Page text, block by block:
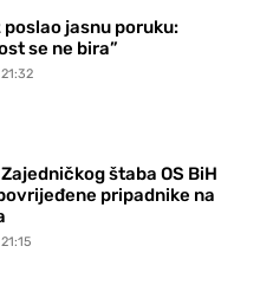
poslao jasnu poruku:
se ne bira”
štaba OS BiH
pripadnike na